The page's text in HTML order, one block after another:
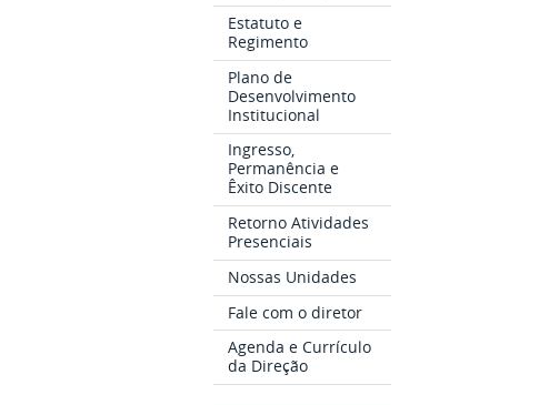
Estatuto e
Regimento
Plano de
Desenvolvimento
Institucional
Ingresso,
Permanência e
Êxito Discente
Retorno Atividades
Presenciais
Nossas Unidades
Fale com o diretor
Agenda e Currículo
da Direção